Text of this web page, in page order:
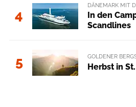
4
DÄNEMARK MIT
In den
Scandlines
5 GOLDENER
Herbst in